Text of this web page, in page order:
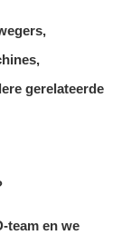
gerelateerde
team en we